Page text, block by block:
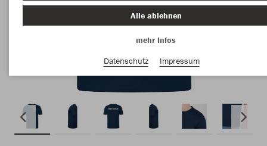
Alle ablehnen
mehr Infos
Datenschutz
Impressum